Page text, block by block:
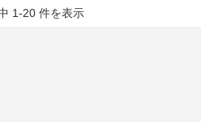
1-20 件を表示